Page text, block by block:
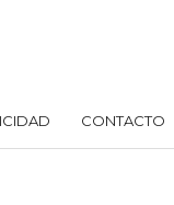
CONTACTO